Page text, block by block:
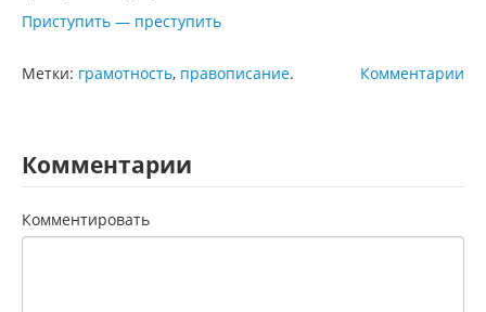
Приступить — преступить
Комментарии
Метки: грамотность, правописание.
Комментарии
Комментировать